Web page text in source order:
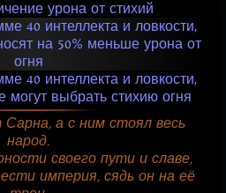
урона от стихий
40 интеллекта и ловкости,
на 50% меньше урона от
огня
40 интеллекта и ловкости,
выбрать стихию огня
а с ним стоял весь
народ.
своего пути и славе,
империя, сядь он на её